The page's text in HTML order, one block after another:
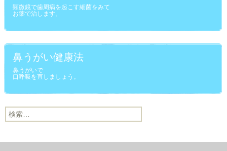
顕微鏡で歯周病を起こす細菌をみて
お薬で治します。
鼻うがい健康法
鼻うがいで
口呼吸を直しましょう。
検索: